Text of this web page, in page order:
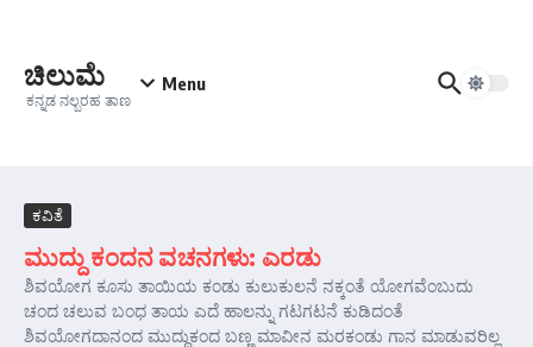
ಚಿಲುಮೆ
ಕನ್ನಡ ನಲ್ಬರಹ ತಾಣ
Menu
ಕವಿತೆ
ಮುದ್ದು ಕಂದನ ವಚನಗಳು: ಎರಡು
ಶಿವಯೋಗ ಕೂಸು ತಾಯಿಯ ಕಂಡು ಕುಲುಕುಲನೆ ನಕ್ಕಂತೆ ಯೋಗವೆಂಬುದು
ಚಂದ ಚಲುವ ಬಂಧ ತಾಯ ಎದೆ ಹಾಲನ್ನು ಗಟಗಟನೆ ಕುಡಿದಂತೆ
ಶಿವಯೋಗದಾನಂದ ಮುದ್ದುಕಂದ ಬಣ್ಣ ಮಾವೀನ ಮರಕಂಡು ಗಾನ ಮಾಡುವರಿಲ್ಲ